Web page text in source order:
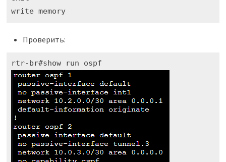
write memory
Проверить: